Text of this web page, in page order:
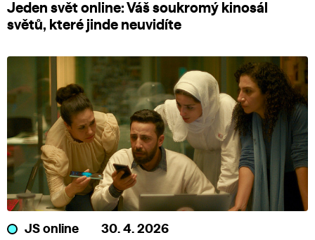
Jeden svět online: Váš soukromý kinosál
světů, které jinde neuvidíte
JS online 30. 4. 2026